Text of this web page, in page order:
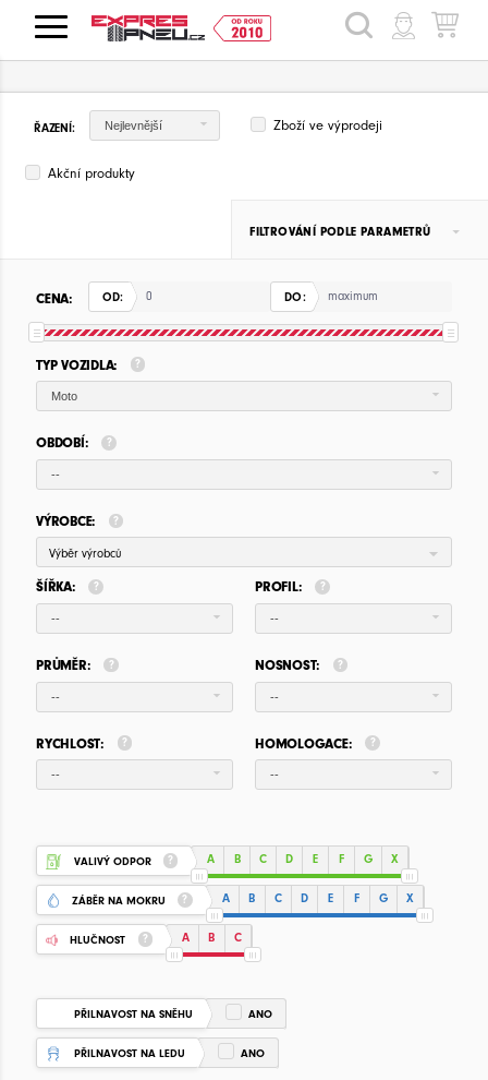
HLEDAT
ŘAZENÍ: Nejlevnější Zboží ve výprodeji
Akční produkty
FILTROVÁNÍ PODLE PARAMETRŮ
CENA: OD: DO:
TYP VOZIDLA:
Moto
OBDOBÍ:
--
VÝROBCE:
Výběr výrobců
ŠÍŘKA:
--
PROFIL:
--
PRŮMĚR:
--
NOSNOST:
--
RYCHLOST:
--
HOMOLOGACE:
--
VALIVÝ ODPOR A B C D E F G X
ZÁBĚR NA MOKRU A B C D E F G X
HLUČNOST A B C
PŘILNAVOST NA SNĚHU ANO
PŘILNAVOST NA LEDU ANO